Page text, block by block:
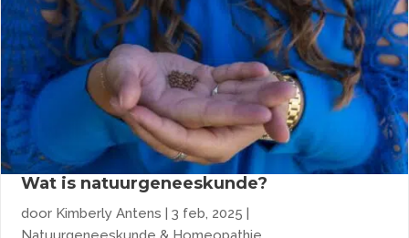
Wat is natuurgeneeskunde?
door Kimberly Antens |3 feb, 2025 |